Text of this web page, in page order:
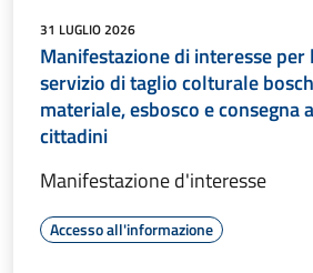
31 LUGLIO 2026
Manifestazione di interesse
servizio di taglio colturale
materiale, esbosco e consegna
cittadini
Manifestazione d'interesse
Accesso all'informazione